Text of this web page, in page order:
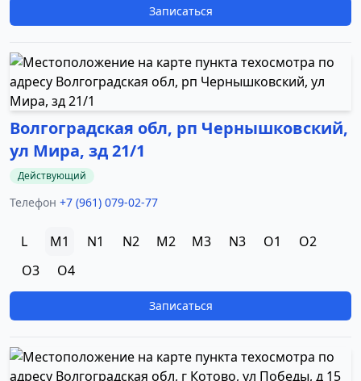
Записаться
Волгоградская обл, рп Чернышковский,
ул Мира, зд 21/1
Действующий
Телефон +7 (961) 079-02-77
L M1 N1 N2 M2 M3 N3 O1
O2
O3
O4
Записаться